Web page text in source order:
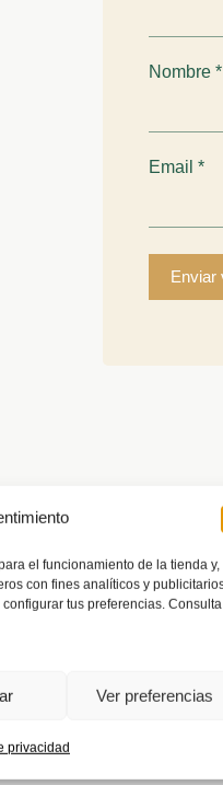
el funcionamiento de la tienda y,
con fines analíticos y
tus preferencias. Consulta
Ver preferencias
privacidad
Nombre *
Email *